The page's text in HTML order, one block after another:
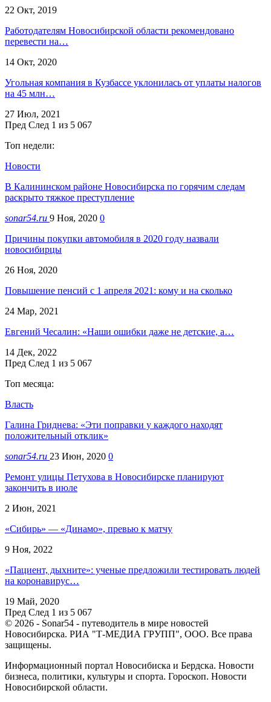
22 Окт, 2019
Работодателям Новосибирской области рекомендовано
перевести на…
14 Окт, 2020
Угольная компания в Кузбассе уклонилась от уплаты налогов
на 45 млн…
27 Июл, 2021
Пред След 1 из 5 067
Топ недели:
Новости
В Калининском районе Новосибирска по горячим следам
раскрыто тяжкое преступление
sonar54.ru 9 Ноя, 2020 0
Причины покупки автомобиля в 2020 году назвали
новосибирцы
26 Ноя, 2020
Повышение пенсий с 1 апреля 2021: кому и на сколько
24 Мар, 2021
Евгений Чесалин: «Наши ошибки даже не детские, а…
14 Дек, 2022
Пред След 1 из 5 067
Топ месяца:
Власть
Галина Гриднева: «Эти поправки у каждого находят
положительный отклик»
sonar54.ru 23 Июн, 2020 0
Ремонт улицы Петухова в Новосибирске планируют
закончить в июле
2 Июн, 2021
«Сибирь» — «Динамо», превью к матчу
9 Ноя, 2022
«Пациент, дыхните»: ученые предложили тестировать людей
на коронавирус…
19 Май, 2020
Пред След 1 из 5 067
© 2026 - Sonar54 - путеводитель в мире новостей
Новосибирска. РИА "Т-МЕДИА ГРУПП", ООО. Все права
защищены.
Информационный портал Новосибиска и Бердска. Новости
бизнеса, политики, культуры и спорта. Гороскоп. Новости
Новосибирской области.